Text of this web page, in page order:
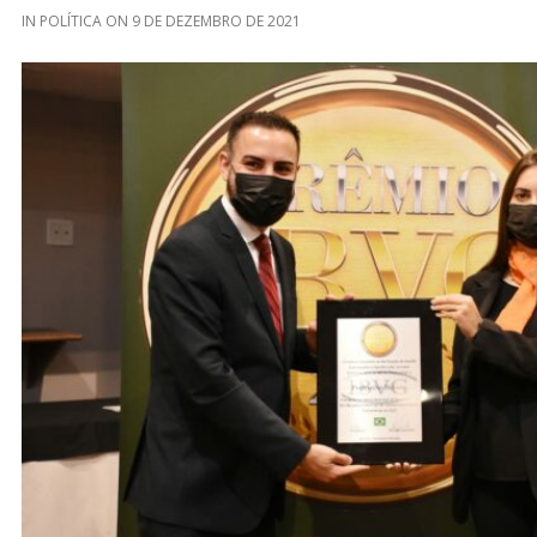
IN POLÍTICA ON 9 DE DEZEMBRO DE 2021